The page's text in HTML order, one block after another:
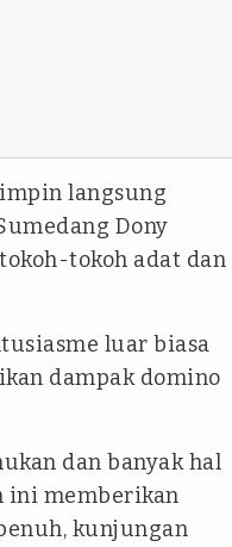
langsung
Dony
tokoh adat dan
luar biasa
dampak domino
dan banyak hal
ini memberikan
kunjungan